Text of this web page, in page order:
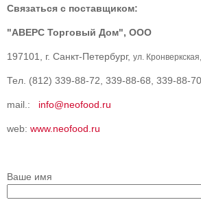
Связаться с поставщиком:
"АВЕРС Торговый Дом", ООО
197101, г. Санкт-Петербург, ул.
Тел. (812) 339-88-72, 339-88-68, 339-88-70
mail.: info@neofood.ru
web: www.neofood.ru
Ваше имя